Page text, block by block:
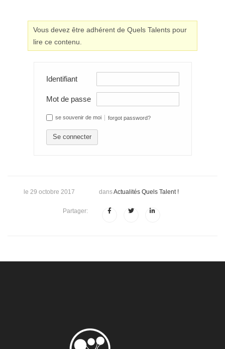
Vous devez être adhérent de Quels Talents pour
lire ce contenu.
Identifiant
Mot de passe
se souvenir de moi forgot password?
Se connecter
le 29 octobre 2017 dansActualités Quels Talent !
Partager: